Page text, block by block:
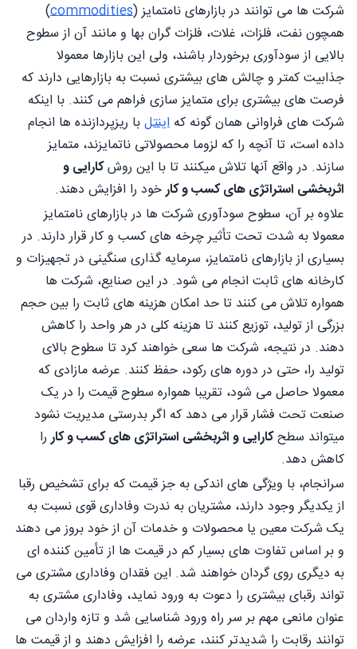
شرکت ها می توانند در بازارهای نامتمایز (commodities
)
همچون نفت، فلزات، غلات، فلزات گران بها و مانند آن از سطوح
بالایی از سودآوری برخوردار باشند، ولی این بازارها معمولا
جذابیت کمتر و چالش های بیشتری نسبت به بازارهایی دارند که
فرصت های بیشتری برای متمایز سازی فراهم می کنند. با اینکه
شرکت های فراوانی همان گونه که اینتلبا ریزپردازنده ها انجام
داده است، تا آنچه را که لزوما محصولاتی ناتمایزند، متمایز
سازند. در واقع آنها تلاش میکنند تا با این روشکارایی و
اثربخشی استراتژی های کسب و کارخود را افزایش دهند.
علاوه بر آن، سطوح سودآوری شرکت ها در بازارهای نامتمایز
معمولا به شدت تحت تأثير چرخه های کسب و کار قرار دارند. در
بسیاری از بازارهای نامتمایز، سرمایه گذاری سنگینی در تجهیزات و
کارخانه های ثابت انجام می شود. در این صنایع، شرکت ها
همواره تلاش می کنند تا حد امکان هزینه های ثابت را بین حجم
بزرگی از تولید، توزیع کنند تا هزینه کلی در هر واحد را کاهش
دهند. در نتیجه، شرکت ها سعی خواهند کرد تا سطوح بالای
تولید را، حتی در دوره های رکود، حفظ کنند. عرضه مازادی که
معمولا حاصل می شود، تقریبا همواره سطوح قیمت را در یک
صنعت تحت فشار قرار می دهد که اگر بدرستی مدیریت نشود
میتواند سطحکارایی و اثربخشی استراتژی های کسب و کاررا
کاهش دهد.
سرانجام، با ویژگی های اندکی به جز قیمت که برای تشخیص رقبا
از یکدیگر وجود دارند، مشتریان به ندرت وفاداری قوی نسبت به
یک شرکت معین یا محصولات و خدمات آن از خود بروز می دهند
و بر اساس تفاوت های بسیار کم در قیمت ها از تأمین کننده ای
به دیگری روی گردان خواهند شد. این فقدان وفاداری مشتری می
تواند رقبای بیشتری را دعوت به ورود نماید، وفاداری مشتری به
عنوان مانعی مهم بر سر راه ورود شناسایی شد و تازه واردان می
توانند رقابت را شدیدتر کنند، عرضه را افزایش دهند و از قیمت ها